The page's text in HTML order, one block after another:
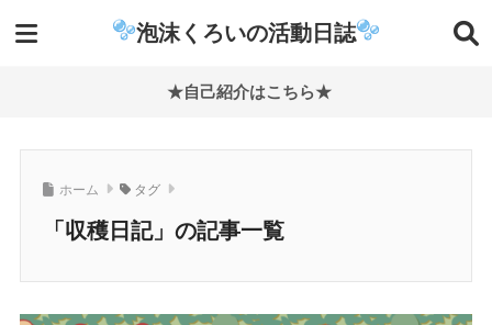
泡沫くろいの活動日誌
★自己紹介はこちら★
ホーム タグ
「収穫日記」の記事一覧